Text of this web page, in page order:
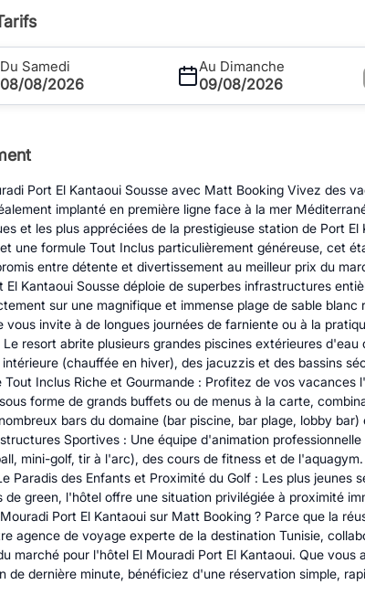
Du Samedi
08/08/2026
Au Dimanche
09/08/2026
Port El Kantaoui Sousse avec Matt Booking Vivez des
implanté en première ligne face à la mer
et les plus appréciées de la prestigieuse station de Port
une formule Tout Inclus particulièrement généreuse, cet
entre détente et divertissement au meilleur prix du
El Kantaoui Sousse déploie de superbes infrastructures
sur une magnifique et immense plage de sable
vous invite à de longues journées de farniente ou à la
resort abrite plusieurs grandes piscines extérieures
intérieure (chauffée en hiver), des jacuzzis et des bassins
Tout Inclus Riche et Gourmande : Profitez de vos
forme de grands buffets ou de menus à la carte,
bars du domaine (bar piscine, bar plage, lobby
Sportives : Une équipe d'animation
mini-golf, tir à l'arc), des cours de fitness et de
Paradis des Enfants et Proximité du Golf : Les plus
de green, l'hôtel offre une situation privilégiée à proximité
Port El Kantaoui sur Matt Booking ? Parce que la
agence de voyage experte de la destination Tunisie,
marché pour l'hôtel El Mouradi Port El Kantaoui. Que
de dernière minute, bénéficiez d'une réservation simple,